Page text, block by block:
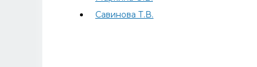
Савинова Т.В.